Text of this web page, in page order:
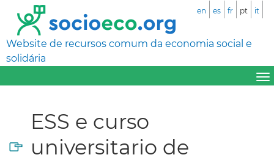
Website de recursos comum da economia social e
solidária
en es fr pt it
ESS e curso
universitario de